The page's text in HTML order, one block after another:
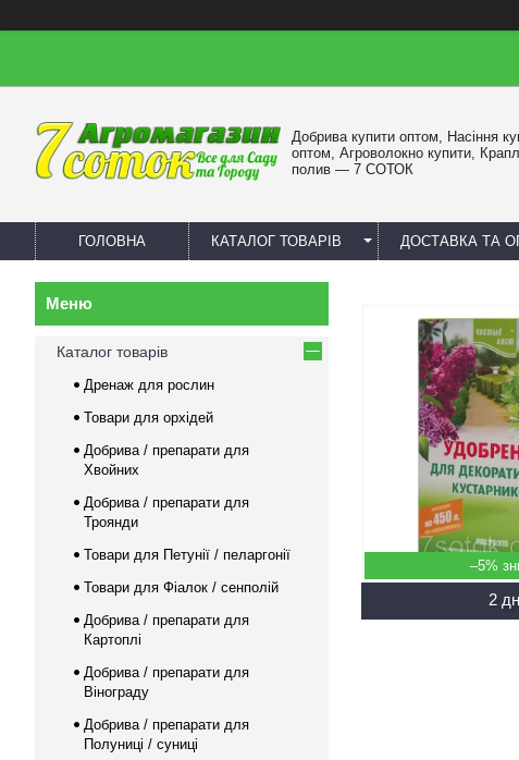
Добрива купити оптом, Насіння
оптом, Агроволокно купити,
полив — 7 СОТОК
ГОЛОВНА КАТАЛОГ ТОВАРІВ ДОСТАВКА ТА
–5%
2
Каталог товарів
Дренаж для рослин
Товари для орхідей
Добрива / препарати для
Хвойних
Добрива / препарати для
Троянди
Товари для Петунії / пеларгонії
Товари для Фіалок / сенполій
Добрива / препарати для
Картоплі
Добрива / препарати для
Вінограду
Добрива / препарати для
Полуниці / суниці